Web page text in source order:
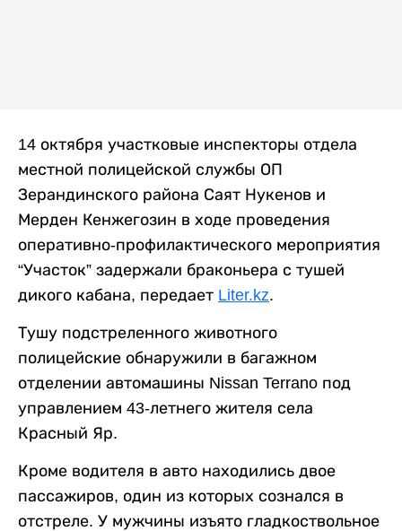
14 октября участковые инспекторы отдела
местной полицейской службы ОП
Зерандинского района Саят Нукенов и
Мерден Кенжегозин в ходе проведения
оперативно-профилактического мероприятия
“Участок” задержали браконьера с тушей
дикого кабана, передает Liter.kz.
Тушу подстреленного животного
полицейские обнаружили в багажном
отделении автомашины Nissan Terrano под
управлением 43-летнего жителя села
Красный Яр.
Кроме водителя в авто находились двое
пассажиров, один из которых сознался в
отстреле. У мужчины изъято гладкоствольное